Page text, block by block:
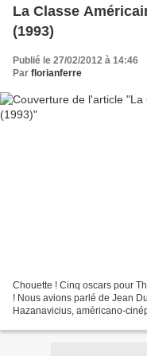
La Classe
(1993)
Publié le 27/02/2012 à 14:46
Par florianferre
Chouette ! Cinq oscars pour
! Nous avions parlé de Jean
Hazanavicius, américano-